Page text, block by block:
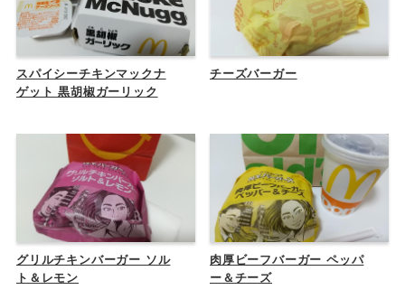
スパイシーチキンマックナ
ゲット 黒胡椒ガーリック
チーズバーガー
グリルチキンバーガー ソル
ト＆レモン
肉厚ビーフバーガー ペッパ
ー＆チーズ